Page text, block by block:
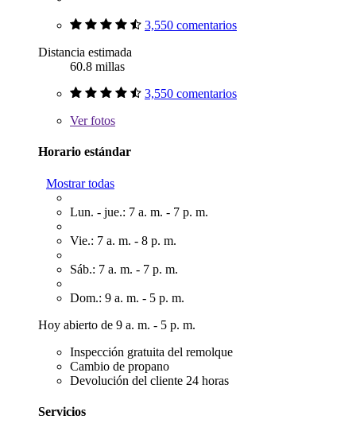
3,550 comentarios
Distancia estimada
60.8 millas
3,550 comentarios
Verfotos
Horario estándar
Mostrar todas
Lun. - jue.: 7 a. m. - 7 p. m.
Vie.: 7 a. m. - 8 p. m.
Sáb.: 7 a. m. - 7 p. m.
Dom.: 9 a. m. - 5 p. m.
Hoy abierto de 9 a. m. - 5 p. m.
Inspección gratuita del remolque
Cambio de propano
Devolución del cliente 24 horas
Servicios